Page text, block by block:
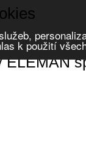
k použití
s r.o.